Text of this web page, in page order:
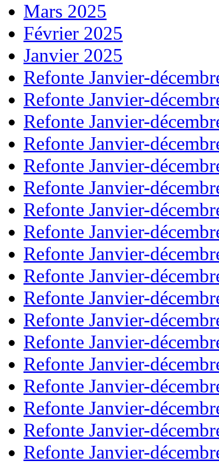
Mars 2025
Février 2025
Janvier 2025
Refonte Janvier-
Refonte Janvier-
Refonte Janvier-
Refonte Janvier-
Refonte Janvier-
Refonte Janvier-
Refonte Janvier-
Refonte Janvier-
Refonte Janvier-
Refonte Janvier-
Refonte Janvier-
Refonte Janvier-
Refonte Janvier-
Refonte Janvier-
Refonte Janvier-
Refonte Janvier-
Refonte Janvier-
Refonte Janvier-